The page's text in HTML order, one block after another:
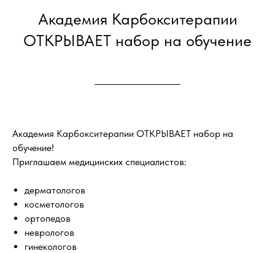
Академия Карбокситерапии
ОТКРЫВАЕТ набор на обучение
Академия Карбокситерапии ОТКРЫВАЕТ набор на
обучение!
Приглашаем медицинских специалистов:
дерматологов
косметологов
ортопедов
неврологов
гинекологов